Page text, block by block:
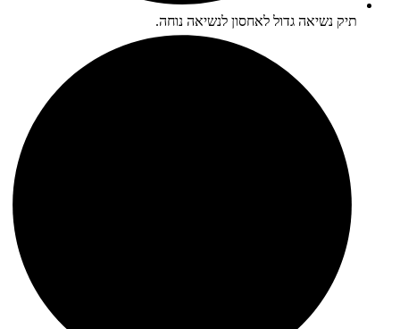
תיק נשיאה גדול לאחסון לנשיאה נוחה.